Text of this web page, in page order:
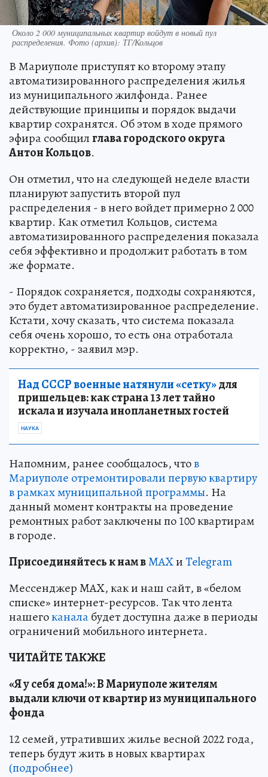
Около 2 000 муниципальных квартир войдут в новый пул
распределения. Фото (архив): ТГ/Кольцов
В Мариуполе приступят ко второму этапу
автоматизированного распределения жилья
из муниципального жилфонда. Ранее
действующие принципы и порядок выдачи
квартир сохранятся. Об этом в ходе прямого
эфира сообщилглава городского округа
Антон Кольцов.
Он отметил, что на следующей неделе власти
планируют запустить второй пул
распределения - в него войдет примерно 2 000
квартир. Как отметил Кольцов, система
автоматизированного распределения показала
себя эффективно и продолжит работать в том
же формате.
- Порядок сохраняется, подходы сохраняются,
это будет автоматизированное распределение.
Кстати, хочу сказать, что система показала
себя очень хорошо, то есть она отработала
корректно, - заявил мэр.
Над СССР военные натянули «сетку»для
пришельцев: как страна 13 лет тайно
искала и изучала инопланетных гостей
НАУКА
Напомним, ранее сообщалось, чтов
Мариуполе отремонтировали первую квартиру
в рамках муниципальной программы. На
данный момент контракты на проведение
ремонтных работ заключены по 100 квартирам
в городе.
Присоединяйтесь к нам вMAXиTelegram
Мессенджер MAX, как и наш сайт, в «белом
списке» интернет-ресурсов. Так что лента
нашегоканалабудет доступна даже в периоды
ограничений мобильного интернета.
ЧИТАЙТЕ ТАКЖЕ
«Я у себя дома!»: В Мариуполе жителям
выдали ключи от квартир из муниципального
фонда
12 семей, утративших жилье весной 2022 года,
теперь будут жить в новых квартирах
(подробнее)